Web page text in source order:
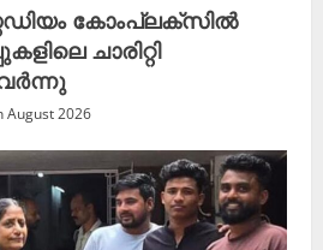
കോംപ്ലക്സിൽ
ചാരിറ്റി
August 2026